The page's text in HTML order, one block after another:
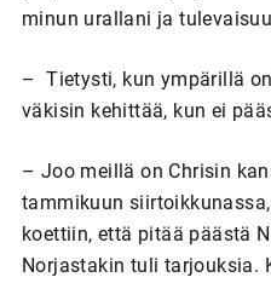
minun urallani ja
– Tietysti, kun ympärillä
väkisin kehittää, kun ei
– Joo meillä on Chrisin
tammikuun
koettiin, että pitää päästä
Norjastakin tuli tarjouksia.